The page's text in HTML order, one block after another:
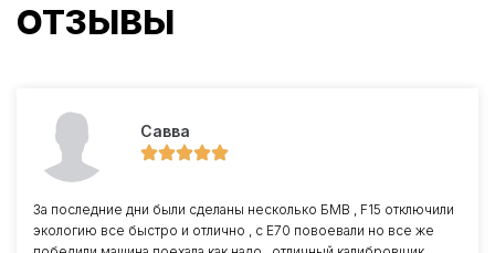
ОТЗЫВЫ
Савва
За последние дни были сделаны несколько БМВ , F15 отключили
экологию все быстро и отлично , с Е70 повоевали но все же